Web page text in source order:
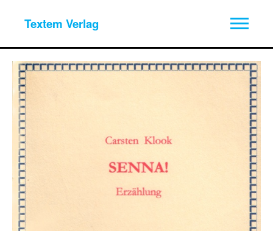
Textem Verlag